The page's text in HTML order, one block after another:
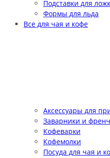
Подставки для
Формы для льда
Все для чая и кофе
Аксессуары для
Заварники и
Кофеварки
Кофемолки
Посуда для чая и